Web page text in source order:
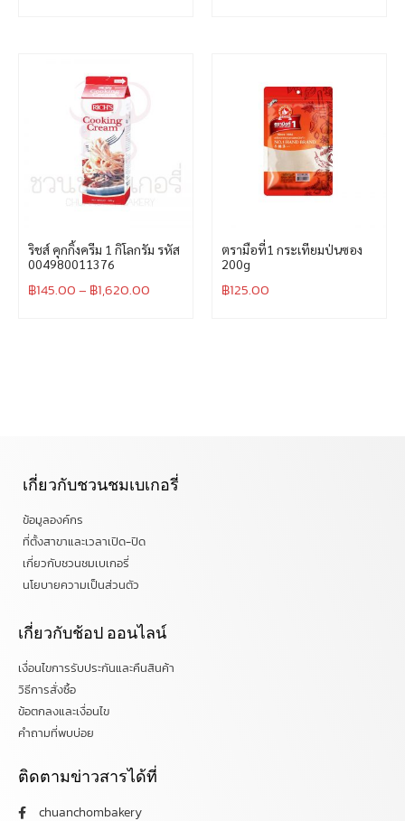
ริชส์ คุกกิ้งครีม 1 กิโลกรัม รหัส
004980011376
฿145.00– ฿1,620.00
ตรามือที่1 กระเทียมป่นซอง
200g
฿125.00
เกี่ยวกับชวนชมเบเกอรี่
ข้อมูลองค์กร
ที่ตั้งสาขาและเวลาเปิด-ปิด
เกี่ยวกับชวนชมเบเกอรี่
นโยบายความเป็นส่วนตัว
เกี่ยวกับช้อป ออนไลน์
เงื่อนไขการรับประกันและคืนสินค้า
วิธีการสั่งซื้อ
ข้อตกลงและเงื่อนไข
คำถามที่พบบ่อย
ติดตามข่าวสารได้ที่
chuanchombakery